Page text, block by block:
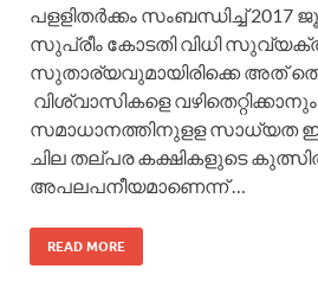
പളളിതര്‍ക്കം സംബന്ധിച്ച്
സുപ്രീം കോടതി വിധി
സുതാര്യവുമായിരിക്കെ അത്
വിശ്വാസികളെ
സമാധാനത്തിനുളള സാധ്യത
ചില തല്പര കക്ഷികളുടെ
അപലപനീയമാണെന്ന് …
READ MORE